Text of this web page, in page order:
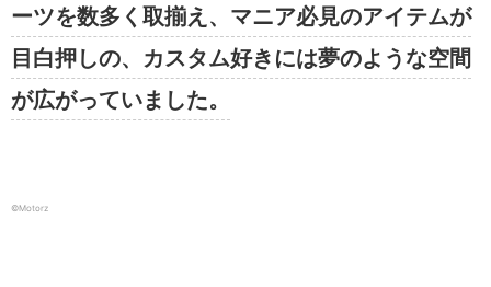
ーツを数多く取揃え、マニア必見のアイテムが
目白押しの、カスタム好きには夢のような空間
が広がっていました。
©️Motorz